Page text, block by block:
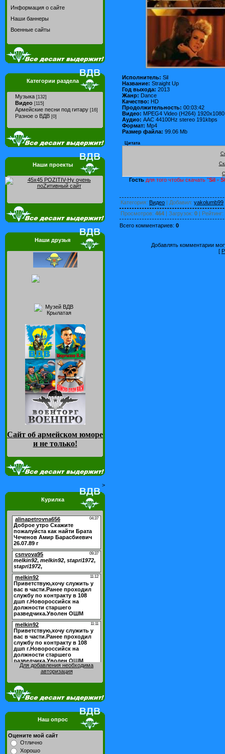
Информация о сайте
Наши баннеры
Военные сайты
Категории раздела
Музыка [132]
Видео [115]
Армейские песни под гитару [16]
Разное о ВДВ [0]
Наши проекты
Наши друзья
Сайт об армейском юморе
и не только!
>
Курилка
Для добавления необходима
авторизация
Наш опрос
Оцените мой сайт
Отлично
Хорошо
Исполнитель: Sil
Название: Straight Up
Год выхода: 2013
Жанр: Dance
Качество: HD
Продолжительность: 00:03:42
Видео: MPEG4 Video (H264)
Аудио: AAC 44100Hz stereo 191kbps
Формат: Mp4
Размер файла: 99.06 Mb
Цитата
Гостьдля того чтобы скачать "Sil -
Категория: Видео | Добавил: yakolumb99
Просмотров: 464 | Загрузок: 0 | Рейтинг:
Всего комментариев: 0
Добавлять комментарии
[